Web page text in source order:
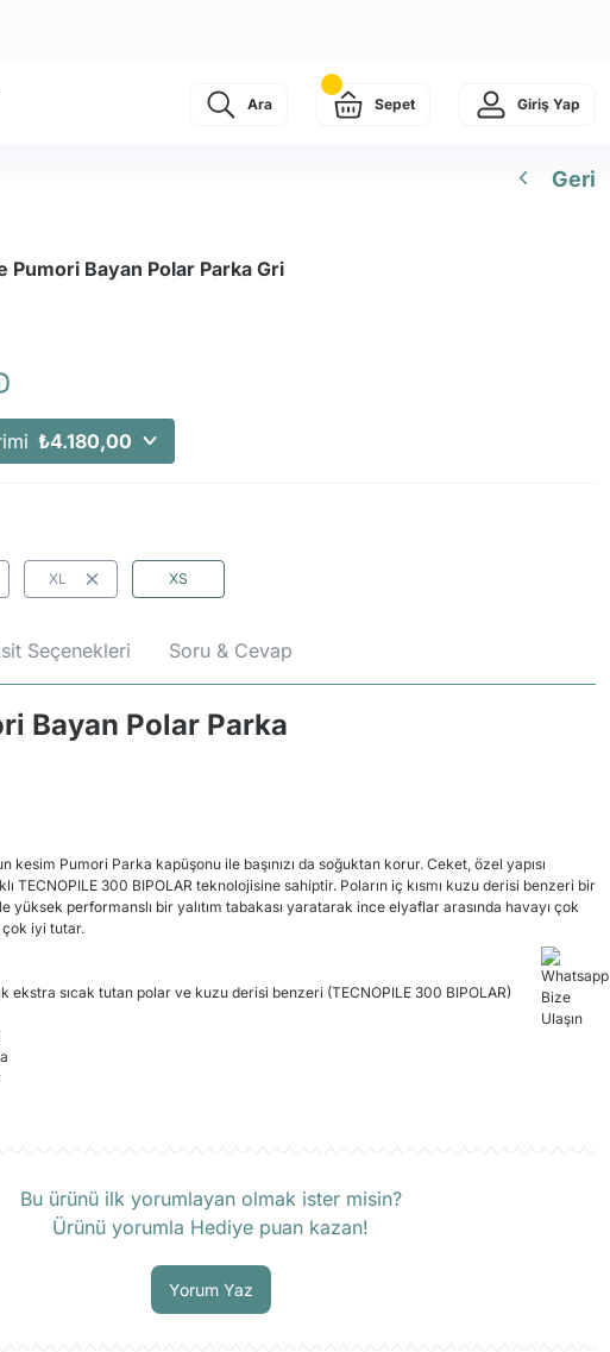
Ara Sepet Giriş Yap
Geri
Pumori Bayan Polar Parka Gri
₺4.180,00
XL XS
Seçenekleri Soru & Cevap
Bayan Polar Parka
kesim Pumori Parka kapüşonu ile başınızı da soğuktan korur. Ceket, özel yapısı
TECNOPILE 300 BIPOLAR teknolojisine sahiptir. Poların iç kısmı kuzu derisi benzeri bir
yüksek performanslı bir yalıtım tabakası yaratarak ince elyaflar arasında havayı çok
çok iyi tutar.
ekstra sıcak tutan polar ve kuzu derisi benzeri (TECNOPILE 300 BIPOLAR)
Bu ürünü ilk yorumlayan olmak ister misin?
Ürünü yorumla Hediye puan kazan!
Yorum Yaz